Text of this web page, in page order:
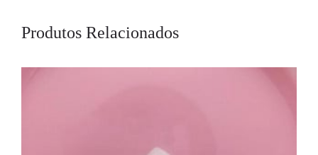
Produtos Relacionados